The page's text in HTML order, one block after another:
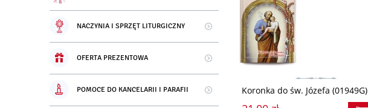
NACZYNIA I SPRZĘT LITURGICZNY
OFERTA PREZENTOWA
POMOCE DO KANCELARII I PARAFII Koronka do św. Józefa (01949G)